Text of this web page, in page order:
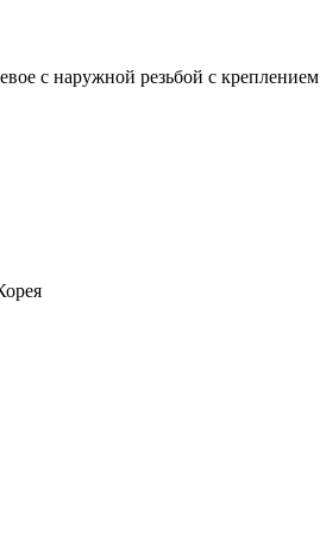
с наружной резьбой с креплением